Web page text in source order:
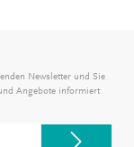
Newsletter und Sie
Angebote informiert